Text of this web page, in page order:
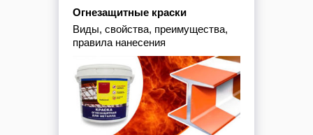
Огнезащитные краски
Виды, свойства, преимущества,
правила нанесения